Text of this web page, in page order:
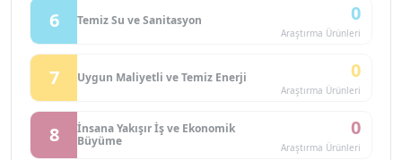
6 Temiz Su ve Sanitasyon 0
Araştırma Ürünleri
7 Uygun Maliyetli ve Temiz Enerji 0
Araştırma Ürünleri
8
İnsana Yakışır İş ve Ekonomik
Büyüme
0
Araştırma Ürünleri